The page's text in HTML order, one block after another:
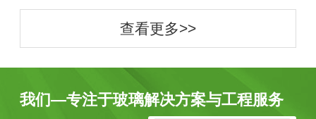
查看更多>>
我们—专注于玻璃解决方案与工程服务